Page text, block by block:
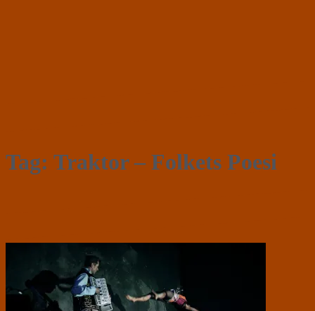
Tag: Traktor – Folkets Poesi